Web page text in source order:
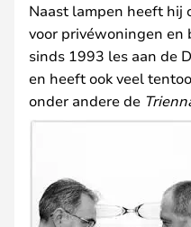
Naast lampen heeft hij
voor privéwoningen en
sinds 1993 les aan de
en heeft ook veel
onder andere de